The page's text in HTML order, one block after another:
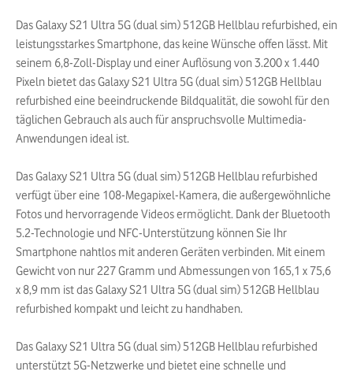
Das Galaxy S21 Ultra 5G (dual sim) 512GB Hellblau refurbished, ein
leistungsstarkes Smartphone, das keine Wünsche offen lässt. Mit
seinem 6,8-Zoll-Display und einer Auflösung von 3.200 x 1.440
Pixeln bietet das Galaxy S21 Ultra 5G (dual sim) 512GB Hellblau
refurbished eine beeindruckende Bildqualität, die sowohl für den
täglichen Gebrauch als auch für anspruchsvolle Multimedia-
Anwendungen ideal ist.
Das Galaxy S21 Ultra 5G (dual sim) 512GB Hellblau refurbished
verfügt über eine 108-Megapixel-Kamera, die außergewöhnliche
Fotos und hervorragende Videos ermöglicht. Dank der Bluetooth
5.2-Technologie und NFC-Unterstützung können Sie Ihr
Smartphone nahtlos mit anderen Geräten verbinden. Mit einem
Gewicht von nur 227 Gramm und Abmessungen von 165,1 x 75,6
x 8,9 mm ist das Galaxy S21 Ultra 5G (dual sim) 512GB Hellblau
refurbished kompakt und leicht zu handhaben.
Das Galaxy S21 Ultra 5G (dual sim) 512GB Hellblau refurbished
unterstützt 5G-Netzwerke und bietet eine schnelle und